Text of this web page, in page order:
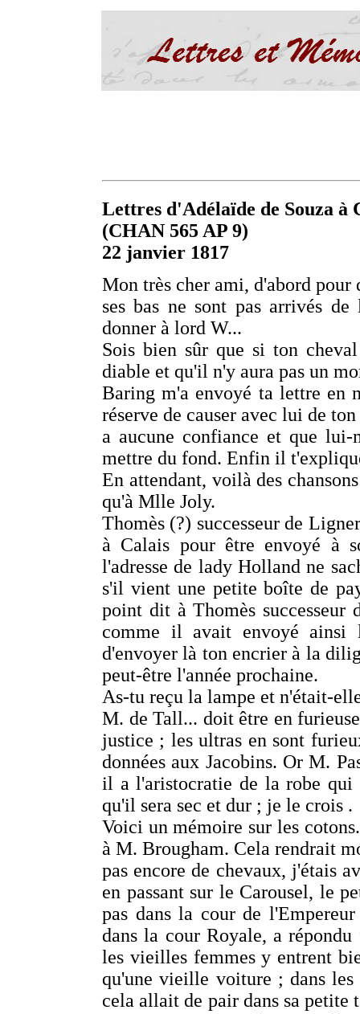
Lettres d'Adélaïde de Souza à
(CHAN 565 AP 9)
22 janvier 1817
Mon très cher ami, d'abord
ses bas ne sont pas arrivés
donner à lord W...
Sois bien sûr que si ton
diable et qu'il n'y aura pas un
Baring m'a envoyé ta lettre en
réserve de causer avec lui de
a aucune confiance et que
mettre du fond. Enfin il
En attendant, voilà des
qu'à Mlle Joly.
Thomès (?) successeur de
à Calais pour être envoyé à
l'adresse de lady Holland ne
s'il vient une petite boîte de
point dit à Thomès successeur
comme il avait envoyé
d'envoyer là ton encrier à la
peut-être l'année prochaine.
As-tu reçu la lampe et n'était-
M. de Tall... doit être en
justice ; les ultras en sont
données aux Jacobins. Or M.
il a l'aristocratie de la robe qui
qu'il sera sec et dur ; je le crois .
Voici un mémoire sur les
à M. Brougham. Cela rendrait
pas encore de chevaux, j'étais
en passant sur le Carousel, le
pas dans la cour de
dans la cour Royale, a
les vieilles femmes y entrent
qu'une vieille voiture ; dans
cela allait de pair dans sa